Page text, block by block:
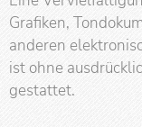
Grafiken,
anderen
ist ohne
gestattet.